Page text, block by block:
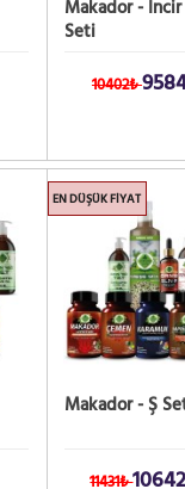
Makador - İncir
Seti
10402₺
EN DÜŞÜK FIYAT
Makador - Ş
11431₺